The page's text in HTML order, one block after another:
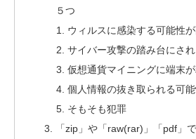
５つ
ウィルスに感染する可能性
サイバー攻撃の踏み台にさ
仮想通貨マイニングに端末
個人情報の抜き取られる可
そもそも犯罪
「zip」や「raw(rar)」「pdf」